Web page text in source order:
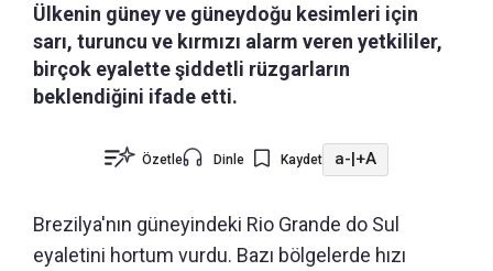
Ülkenin güney ve güneydoğu kesimleri için
sarı, turuncu ve kırmızı alarm veren yetkililer,
birçok eyalette şiddetli rüzgarların
beklendiğini ifade etti.
Özetle Dinle Kaydet a-|+A
Brezilya'nın güneyindeki Rio Grande do Sul
eyaletini hortum vurdu. Bazı bölgelerde hızı